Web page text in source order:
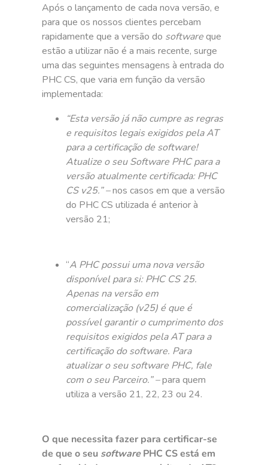
Após o lançamento de cada nova versão, e
para que os nossos clientes percebam
rapidamente que a versão do softwareque
estão a utilizar não é a mais recente, surge
uma das seguintes mensagens à entrada do
PHC CS, que varia em função da versão
implementada:
“Esta versão já não cumpre as regras
e requisitos legais exigidos pela AT
para a certificação de software!
Atualize o seu Software PHC para a
versão atualmente certificada: PHC
CS v25.” –nos casos em que a versão
do PHC CS utilizada é anterior à
versão 21;
“A PHC possui uma nova versão
disponível para si: PHC CS 25.
Apenas na versão em
comercialização (v25) é que é
possível garantir o cumprimento dos
requisitos exigidos pela AT para a
certificação do software. Para
atualizar o seu software PHC, fale
com o seu Parceiro.” –para quem
utiliza a versão 21, 22, 23 ou 24.
O que necessita fazer para certificar-se
de que o seu softwarePHC CS está em